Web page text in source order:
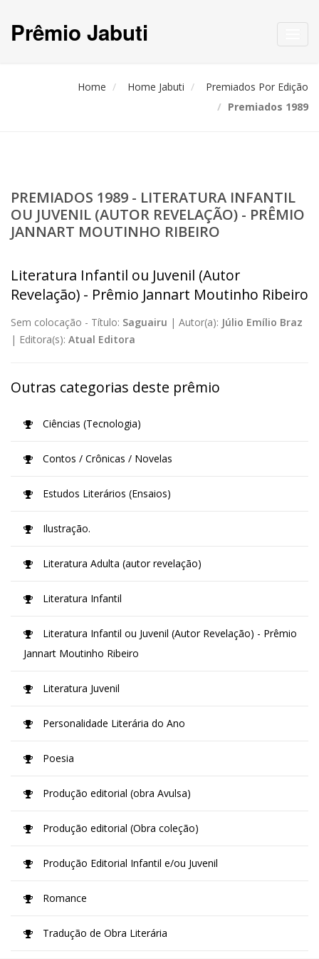
Prêmio Jabuti
Home Home Jabuti
Premiados Por Edição
Premiados 1989
PREMIADOS 1989 - LITERATURA INFANTIL
OU JUVENIL (AUTOR REVELAÇÃO) - PRÊMIO
JANNART MOUTINHO RIBEIRO
Literatura Infantil ou Juvenil (Autor
Revelação) - Prêmio Jannart Moutinho Ribeiro
Sem colocação - Título: Saguairu | Autor(a): Júlio Emílio Braz
| Editora(s): Atual Editora
Outras categorias deste prêmio
Ciências (Tecnologia)
Contos / Crônicas / Novelas
Estudos Literários (Ensaios)
Ilustração.
Literatura Adulta (autor revelação)
Literatura Infantil
Literatura Infantil ou Juvenil (Autor Revelação) - Prêmio
Jannart Moutinho Ribeiro
Literatura Juvenil
Personalidade Literária do Ano
Poesia
Produção editorial (obra Avulsa)
Produção editorial (Obra coleção)
Produção Editorial Infantil e/ou Juvenil
Romance
Tradução de Obra Literária